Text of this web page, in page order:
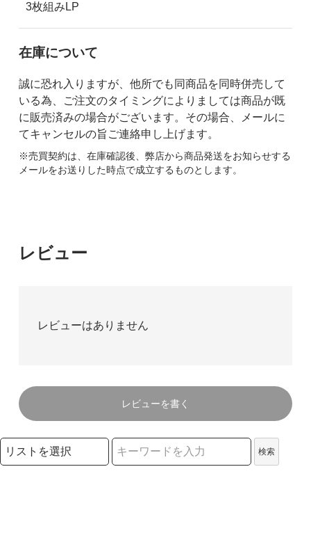
3枚組みLP
在庫について
誠に恐れ入りますが、他所でも同商品を同時併売して
いる為、ご注文のタイミングによりましては商品が既
に販売済みの場合がございます。その場合、メールに
てキャンセルの旨ご連絡申し上げます。
※売買契約は、在庫確認後、弊店から商品発送をお知らせする
メールをお送りした時点で成立するものとします。
レビュー
レビューはありません
レビューを書く
検索リストの選択
検索